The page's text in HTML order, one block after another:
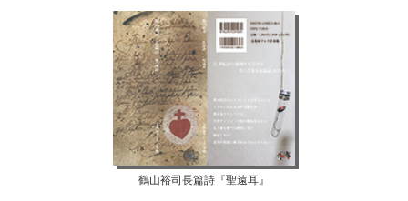
鶴山裕司長篇詩『聖遠耳』